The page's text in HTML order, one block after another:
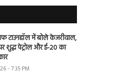
टाउनहॉल में बोले केजरीवाल,
शुद्ध पेट्रोल और ई-20 का
- 7:35 PM